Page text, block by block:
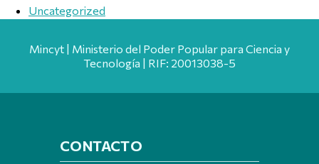
Uncategorized
Mincyt | Ministerio del Poder Popular para Ciencia y
Tecnología | RIF: 20013038-5
CONTACTO